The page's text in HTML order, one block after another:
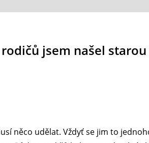
jsem našel
něco udělat. Vždyť se jim to